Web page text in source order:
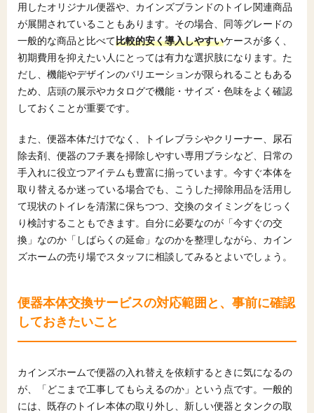
用したオリジナル便器や、カインズブランドのトイレ関連商品
が展開されていることもあります。その場合、同等グレードの
一般的な商品と比べて比較的安く導入しやすいケースが多く、
初期費用を抑えたい人にとっては有力な選択肢になります。た
だし、機能やデザインのバリエーションが限られることもある
ため、店頭の展示やカタログで機能・サイズ・色味をよく確認
しておくことが重要です。
また、便器本体だけでなく、トイレブラシやクリーナー、尿石
除去剤、便器のフチ裏を掃除しやすい専用ブラシなど、日常の
手入れに役立つアイテムも豊富に揃っています。今すぐ本体を
取り替えるか迷っている場合でも、こうした掃除用品を活用し
て現状のトイレを清潔に保ちつつ、交換のタイミングをじっく
り検討することもできます。自分に必要なのが「今すぐの交
換」なのか「しばらくの延命」なのかを整理しながら、カイン
ズホームの売り場でスタッフに相談してみるとよいでしょう。
便器本体交換サービスの対応範囲と、事前に確認
しておきたいこと
カインズホームで便器の入れ替えを依頼するときに気になるの
が、「どこまで工事してもらえるのか」という点です。一般的
には、既存のトイレ本体の取り外し、新しい便器とタンクの取